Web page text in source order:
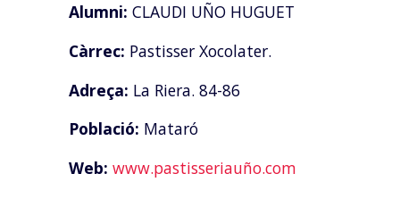
Alumni: CLAUDI UÑO HUGUET
Càrrec: Pastisser Xocolater.
Adreça: La Riera. 84-86
Població: Mataró
Web: www.pastisseriauño.com